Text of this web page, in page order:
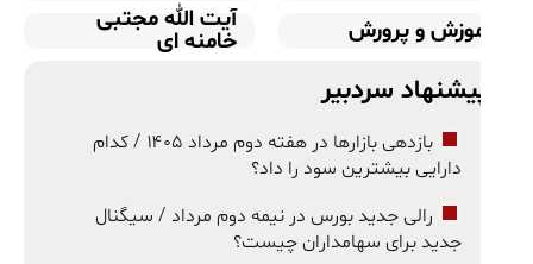
و پرورش
آیت الله مجتبی
خامنه ای
سردبیر
بازدهی بازارها در هفته دوم مرداد ۱۴۰۵ / کدام
دارایی بیشترین سود را داد؟
رالی جدید بورس در نیمه دوم مرداد / سیگنال
جدید برای سهامداران چیست؟